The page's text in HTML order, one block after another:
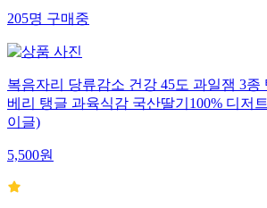
205명구매중
복음자리 당류감소 건강 45도 과일잼 3종
베리 탱글 과육식감 국산딸기100% 디저
이글)
5,500원